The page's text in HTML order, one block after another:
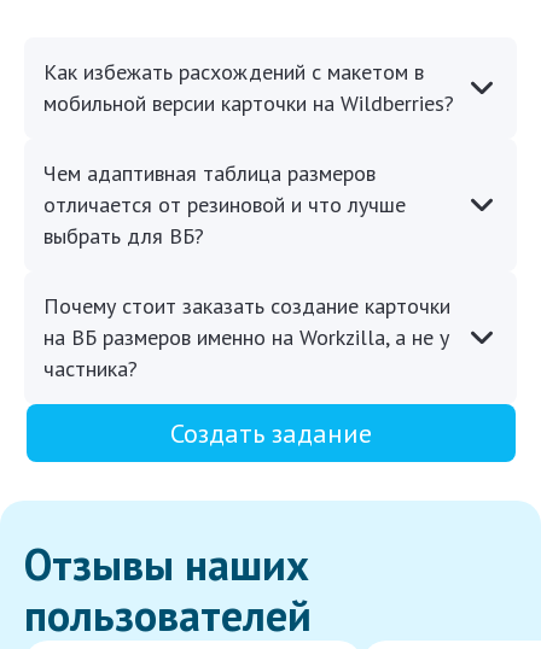
Как избежать расхождений с макетом в
мобильной версии карточки на Wildberries?
Чем адаптивная таблица размеров
отличается от резиновой и что лучше
выбрать для ВБ?
Почему стоит заказать создание карточки
на ВБ размеров именно на Workzilla, а не у
частника?
Создать задание
Отзывы наших
пользователей